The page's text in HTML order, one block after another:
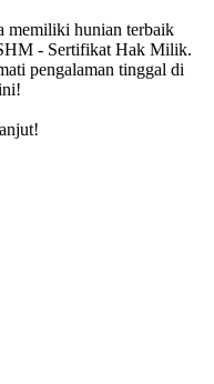
memiliki hunian terbaik
- Sertifikat Hak Milik.
pengalaman tinggal di